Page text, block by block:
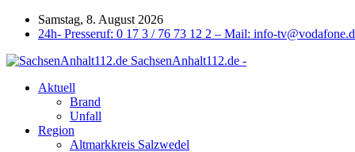
Samstag, 8. August 2026
24h- Presseruf: 0 17 3 / 76 73 12 2 – Mail: info-
SachsenAnhalt112.de -
Aktuell
Brand
Unfall
Region
Altmarkkreis Salzwedel